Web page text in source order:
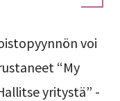
voi
“My
yritystä” -